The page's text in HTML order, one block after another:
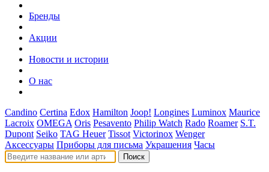
Бренды
Акции
Новости и истории
О нас
Candino Certina Edox Hamilton Joop! Longines Luminox Maurice
Lacroix OMEGA Oris Pesavento Philip Watch Rado Roamer S.T.
Dupont Seiko TAG Heuer Tissot Victorinox Wenger
Аксессуары Приборы для письма Украшения Часы
Поиск